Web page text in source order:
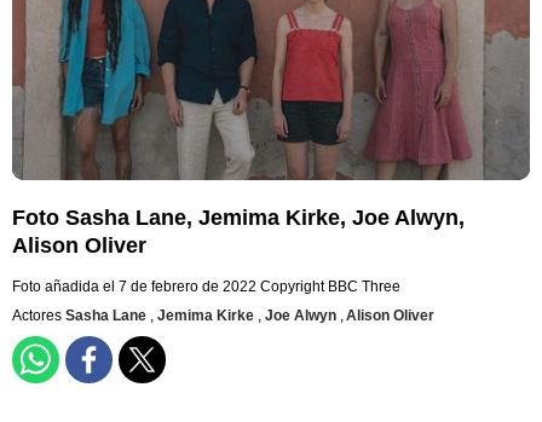
Foto Sasha Lane, Jemima Kirke, Joe Alwyn,
Alison Oliver
Foto añadida el 7 de febrero de 2022 Copyright BBC Three
Actores Sasha Lane , Jemima Kirke , Joe Alwyn ,Alison Oliver